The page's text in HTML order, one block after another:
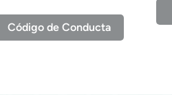
Código de Conducta